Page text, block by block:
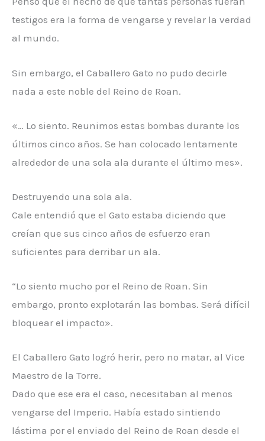
testigos era la forma de vengarse y revelar la verdad
al mundo.
Sin embargo, el Caballero Gato no pudo decirle
nada a este noble del Reino de Roan.
«… Lo siento. Reunimos estas bombas durante los
últimos cinco años. Se han colocado lentamente
alrededor de una sola ala durante el último mes».
Destruyendo una sola ala.
Cale entendió que el Gato estaba diciendo que
creían que sus cinco años de esfuerzo eran
suficientes para derribar un ala.
“Lo siento mucho por el Reino de Roan. Sin
embargo, pronto explotarán las bombas. Será difícil
bloquear el impacto».
El Caballero Gato logró herir, pero no matar, al Vice
Maestro de la Torre.
Dado que ese era el caso, necesitaban al menos
vengarse del Imperio. Había estado sintiendo
lástima por el enviado del Reino de Roan desde el